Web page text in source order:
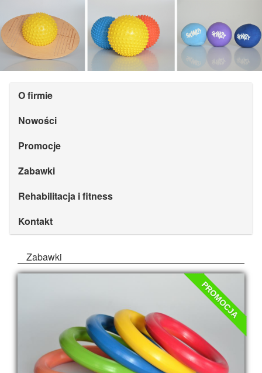
O firmie
Nowości
Promocje
Zabawki
Rehabilitacja i fitness
Kontakt
Zabawki
PROMOCJA